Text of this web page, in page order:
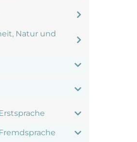
Natur und